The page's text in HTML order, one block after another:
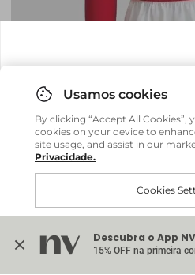
Blusa Cachquere Lari -
R$ 259,20
em sua casa, não importa
Comprar no site
Internacional
By clicking “Accept All
cookies on your device to
site usage, and assist in our
Privacidade.
Cookies
Accept All
Descubra o App NV
15% OFF na primeira